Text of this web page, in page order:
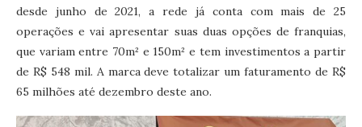
desde junho de 2021, a rede já conta com mais de 25
operações e vai apresentar suas duas opções de franquias,
que variam entre 70m² e 150m² e tem investimentos a partir
de R$ 548 mil. A marca deve totalizar um faturamento de R$
65 milhões até dezembro deste ano.